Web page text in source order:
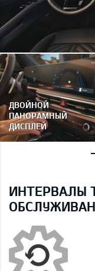
ДВОЙНОЙ
ПАНОРАМНЫЙ
ДИСПЛЕЙ
ИНТЕРВАЛЫ